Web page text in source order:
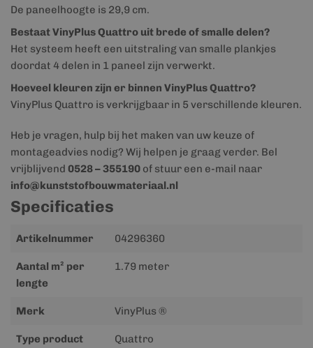
De paneelhoogte is 29,9 cm.
Bestaat VinyPlus Quattro uit brede of smalle delen?
Het systeem heeft een uitstraling van smalle plankjes
doordat 4 delen in 1 paneel zijn verwerkt.
Hoeveel kleuren zijn er binnen VinyPlus Quattro?
VinyPlus Quattro is verkrijgbaar in 5 verschillende kleuren.
Heb je vragen, hulp bij het maken van uw keuze of
montageadvies nodig? Wij helpen je graag verder. Bel
vrijblijvend 0528 – 355190 of stuur een e-mail naar
info@kunststofbouwmateriaal.nl
Specificaties
Meer
Artikelnummer 04296360
Aantal m² per
lengte
1.79 meter
Merk VinyPlus ®
Type product Quattro